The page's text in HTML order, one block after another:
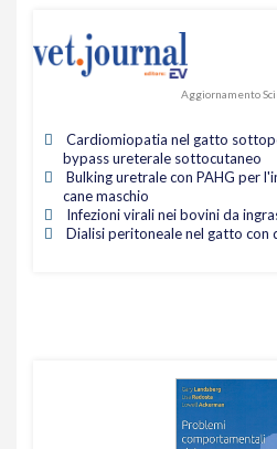
Aggiornamento
Cardiomiopatia nel gatto
bypass ureterale sottocutaneo
Bulking uretrale con PAHG per
cane maschio
Infezioni virali nei bovini da
Dialisi peritoneale nel gatto con